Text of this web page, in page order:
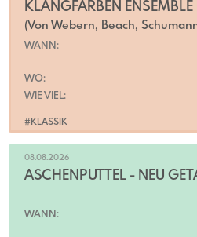
#KLASSIK
KLANGFARBEN ENSEMBLE
(Von Webern, Beach,
WANN:
WO:
WIE VIEL:
08.08.2026
ASCHENPUTTEL - NEU
WANN: